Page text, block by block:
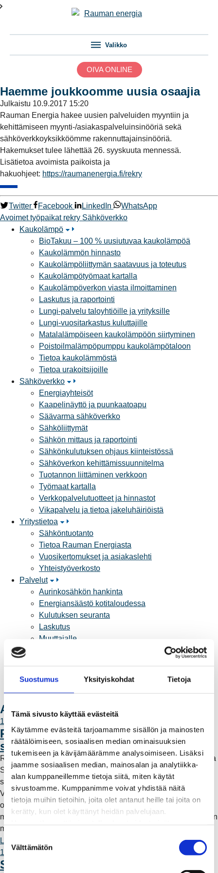
Suostumus Yksityiskohdat Tietoja
Tämä sivusto käyttää evästeitä
Käytämme evästeitä tarjoamamme sisällön ja mainosten
räätälöimiseen, sosiaalisen median ominaisuuksien
tukemiseen ja kävijämäärämme analysoimiseen. Lisäksi
jaamme sosiaalisen median, mainosalan ja analytiikka-
alan kumppaneillemme tietoja siitä, miten käytät
sivustoamme. Kumppanimme voivat yhdistää näitä
tietoja muihin tietoihin, joita olet antanut heille tai joita on
kerätty, kun olet käyttänyt heidän palvelujaan.
o
Välttämätön
Valikko
OIVA ONLINE
Haemme joukkoomme uusia osaajia
Julkaistu 10.9.2017 15:20
Rauman Energia hakee uusien palveluiden myyntiin ja
kehittämiseen myynti-/asiakaspalveluinsinööriä sekä
sähköverkkoyksikköömme rakennuttajainsinööriä.
Hakemukset tulee lähettää 26. syyskuuta mennessä.
Lisätietoa avoimista paikoista ja
hakuohjeet: https://raumanenergia.fi/rekry
Twitter Facebook LinkedIn
WhatsApp
Avoimet työpaikat rekry Sähköverkko
Kaukolämpö
BioTakuu – 100 % uusiutuvaa kaukolämpöä
Kaukolämmön hinnasto
Kaukolämpöliittymän saatavuus ja toteutus
Kaukolämpötyömaat kartalla
Kaukolämpöverkon viasta ilmoittaminen
Laskutus ja raportointi
Lungi-palvelu taloyhtiöille ja yrityksille
Lungi-vuositarkastus kuluttajille
Matalalämpöiseen kaukolämpöön siirtyminen
Poistoilmalämpöpumppu kaukolämpötaloon
Tietoa kaukolämmöstä
Tietoa urakoitsijoille
Sähköverkko
Energiayhteisöt
Kaapelinäyttö ja puunkaatoapu
Säävarma sähköverkko
Sähköliittymät
Sähkön mittaus ja raportointi
Sähkönkulutuksen ohjaus kiinteistössä
Sähköverkon kehittämissuunnitelma
Tuotannon liittäminen verkkoon
Työmaat kartalla
Verkkopalvelutuotteet ja hinnastot
Vikapalvelu ja tietoa jakeluhäiriöistä
Yritystietoa
Sähköntuotanto
Tietoa Rauman Energiasta
Vuosikertomukset ja asiakaslehti
Yhteistyöverkosto
Palvelut
Aurinkosähkön hankinta
Energiansäästö kotitaloudessa
Kulutuksen seuranta
Laskutus
Muuttajalle
Ajankohtaista
11.6.2026 12:00
Rauman Energia vahvistaa rooliaan
sähköntuotannossa
Rauman Energia on ostanut lisää osuuksia sähköntuotannosta
Suomessa ja Pohjoismaissa, kun Kokemäen Sähkö Oy myi
sähköntuotanto-osuutensa Rauman Energia Oy:lle.
Vappuaattona toteutunut kauppa parantaa yhtiön
omavaraisuutta ja lisää päästötöntä sähköntuotantoa. Mutta
mitä tämä tarkoittaa käytännössä – ja miksi sähköntuotantoa on
myös kaukana Raumalta?
Lue lisää
11.6.2026 12:00
Säävarma sähköverkko rakentuu